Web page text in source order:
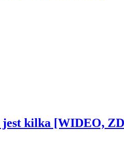
jest kilka [WIDEO,